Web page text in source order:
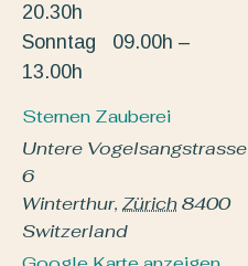
20.30h
Sonntag 09.00h –
13.00h
Sternen Zauberei
Untere Vogelsangstrasse
6
Winterthur, Zürich8400
Switzerland